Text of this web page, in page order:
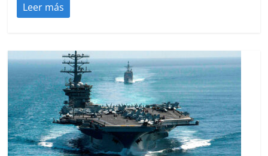
Leer más